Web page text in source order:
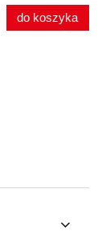
do koszyka